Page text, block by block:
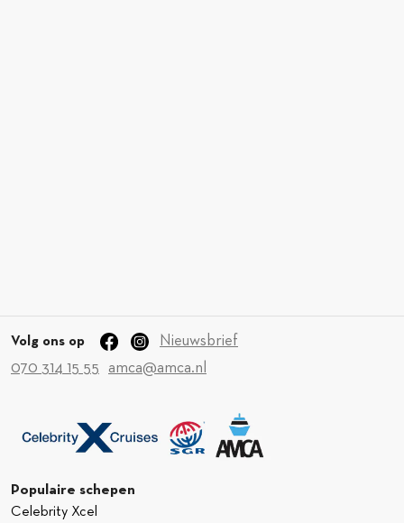
Volg ons op
Nieuwsbrief
070 314 15 55
amca@amca.nl
Populaire schepen
Celebrity Xcel